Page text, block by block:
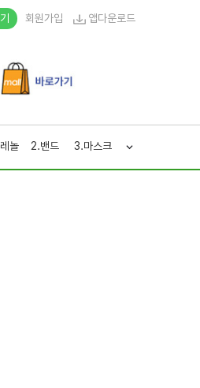
회원가입 앱다운로드
놀 2.밴드 3.마스크 4.